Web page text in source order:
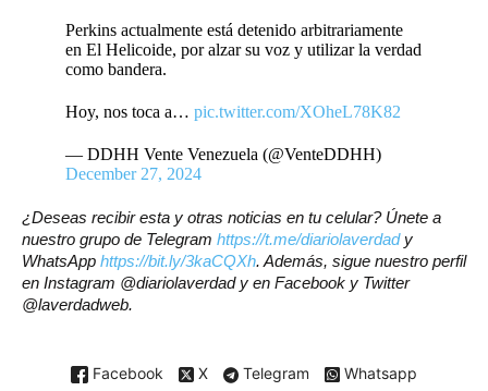
Perkins actualmente está detenido arbitrariamente
en El Helicoide, por alzar su voz y utilizar la verdad
como bandera.
Hoy, nos toca a… pic.twitter.com/XOheL78K82
— DDHH Vente Venezuela (@VenteDDHH)
December 27, 2024
¿Deseas recibir esta y otras noticias en tu celular? Únete a
nuestro grupo de Telegram https://t.me/diariolaverdady
WhatsApp https://bit.ly/3kaCQXh. Además, sigue nuestro perfil
en Instagram @diariolaverdad y en Facebook y Twitter
@laverdadweb.
Facebook X Telegram Whatsapp